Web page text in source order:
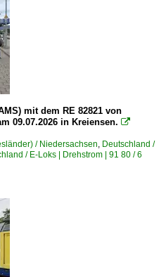
mit dem RE 82821 von
09.07.2026 in Kreiensen. 
/ Niedersachsen, Deutschland /
/ E-Loks | Drehstrom | 91 80 / 6